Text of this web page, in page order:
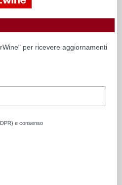
per ricevere aggiornamenti
e consenso